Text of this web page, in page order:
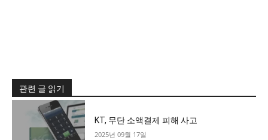
관련 글 읽기
KT, 무단 소액결제 피해 사고
2025년 09월 17일